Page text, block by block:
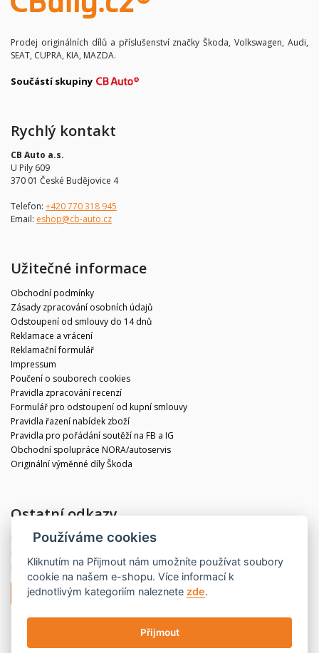
Prodej originálních dílů a příslušenství značky Škoda, Volkswagen, Audi,
SEAT, CUPRA, KIA, MAZDA.
Součástí skupiny
Rychlý kontakt
CB Auto a.s.
U Pily 609
370 01 České Budějovice 4
Telefon: +420 770 318 945
Email: eshop@cb-auto.cz
Užitečné informace
Obchodní podmínky
Zásady zpracování osobních údajů
Odstoupení od smlouvy do 14 dnů
Reklamace a vrácení
Reklamační formulář
Impressum
Poučení o souborech cookies
Pravidla zpracování recenzí
Formulář pro odstoupení od kupní smlouvy
Pravidla řazení nabídek zboží
Pravidla pro pořádání soutěží na FB a IG
Obchodní spolupráce NORA/autoservis
Originální výměnné díly Škoda
Ostatní odkazy
Blog
Partneři
Odstoupit od smlouvy
Používáme cookies
Kliknutím na Přijmout nám umožníte používat soubory
cookie na našem e-shopu. Více informací k
jednotlivým kategoriím naleznete zde.
Přijmout